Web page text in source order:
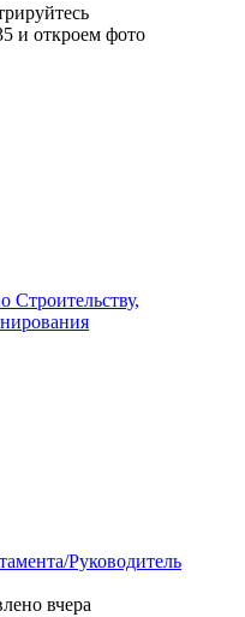
и откроем фото
Руководитель
вчера